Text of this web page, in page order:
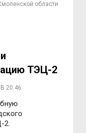
области
ТЭЦ-2
20:46
2.